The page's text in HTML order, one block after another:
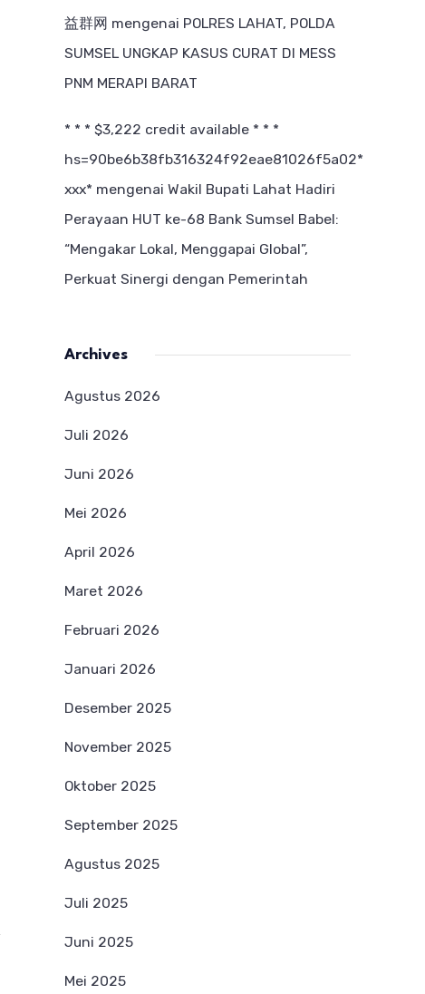
益群网 mengenai POLRES LAHAT, POLDA
SUMSEL UNGKAP KASUS CURAT DI MESS
PNM MERAPI BARAT
* * * $3,222 credit available * * *
hs=90be6b38fb316324f92eae81026f5a02*
ххх* mengenai Wakil Bupati Lahat Hadiri
Perayaan HUT ke-68 Bank Sumsel Babel:
“Mengakar Lokal, Menggapai Global”,
Perkuat Sinergi dengan Pemerintah
Archives
Agustus 2026
Juli 2026
Juni 2026
Mei 2026
April 2026
Maret 2026
Februari 2026
Januari 2026
Desember 2025
November 2025
Oktober 2025
September 2025
Agustus 2025
Juli 2025
Juni 2025
Mei 2025